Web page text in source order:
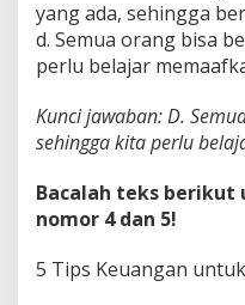
yang ada, sehingga
d. Semua orang bisa
perlu belajar
Kunci jawaban: D.
sehingga kita perlu
Bacalah teks berikut
nomor 4 dan 5!
5 Tips Keuangan